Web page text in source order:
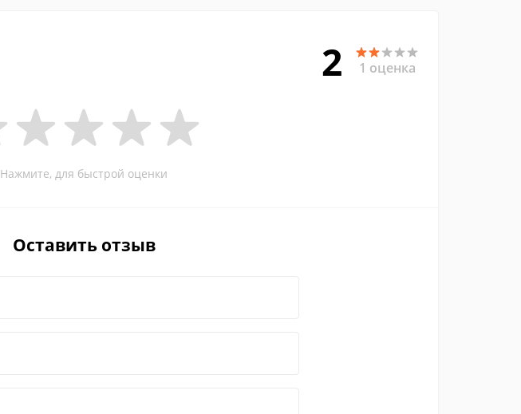
2 1 оценка
Нажмите, для быстрой оценки
Оставить отзыв